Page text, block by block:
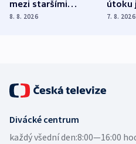
mezi staršími
Poláky nebezpečné
8. 8. 2026
útoku
míní
7. 8. 2026
Divácké centrum
každý všední den:8:00—16:00